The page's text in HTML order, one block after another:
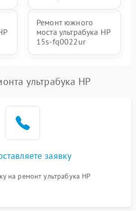
Ремонт южного
моста ультрабука HP
15s-fq0022ur
ультрабука HP
заявку
на ремонт ультрабука HP